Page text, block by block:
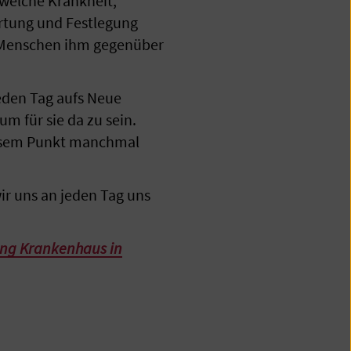
und Festlegung
ihm gegenüber
Tag aufs Neue
für sie da zu sein.
Punkt manchmal
uns an jeden Tag uns
Krankenhaus in